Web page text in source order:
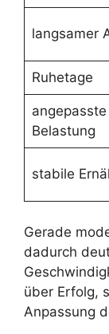
langsamer
Ruhetage
angepasste
Belastung
stabile
Gerade
dadurch
über Erfolg,
Anpassung